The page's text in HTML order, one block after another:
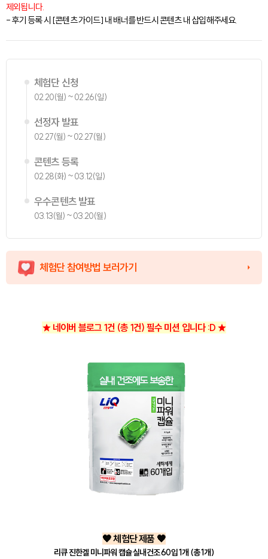
제외됩니다.
- 후기 등록 시 [콘텐츠 가이드] 내 배너를 반드시 콘텐츠 내 삽입해주세요.
체험단 신청
02.20(월) ~ 02.26(일)
선정자 발표
02.27(월) ~ 02.27(월)
콘텐츠 등록
02.28(화) ~ 03.12(일)
우수콘텐츠 발표
03.13(월) ~ 03.20(월)
체험단 참여방법 보러가기
★ 네이버 블로그 1건 (총 1건) 필수 미션 입니다 :D ★
🧡 체험단 제품 🧡
리큐 진한겔 미니파워 캡슐 실내건조 60입 1개 (총 1개)